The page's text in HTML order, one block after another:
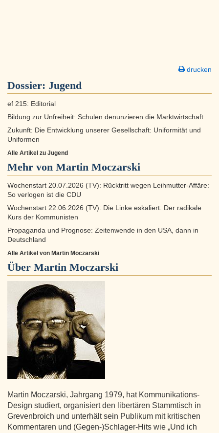
drucken
Dossier: Jugend
ef 215: Editorial
Bildung zur Unfreiheit: Schulen denunzieren die Marktwirtschaft
Zukunft: Die Entwicklung unserer Gesellschaft: Uniformität und
Uniformen
Alle Artikel zu Jugend
Mehr von Martin Moczarski
Wochenstart 20.07.2026 (TV): Rücktritt wegen Leihmutter-Affäre:
So verlogen ist die CDU
Wochenstart 22.06.2026 (TV): Die Linke eskaliert: Der radikale
Kurs der Kommunisten
Propaganda und Prognose: Zeitenwende in den USA, dann in
Deutschland
Alle Artikel von Martin Moczarski
Über Martin Moczarski
Martin Moczarski, Jahrgang 1979, hat Kommunikations-
Design studiert, organisiert den libertären Stammtisch in
Grevenbroich und unterhält sein Publikum mit kritischen
Kommentaren und (Gegen-)Schlager-Hits wie „Und ich